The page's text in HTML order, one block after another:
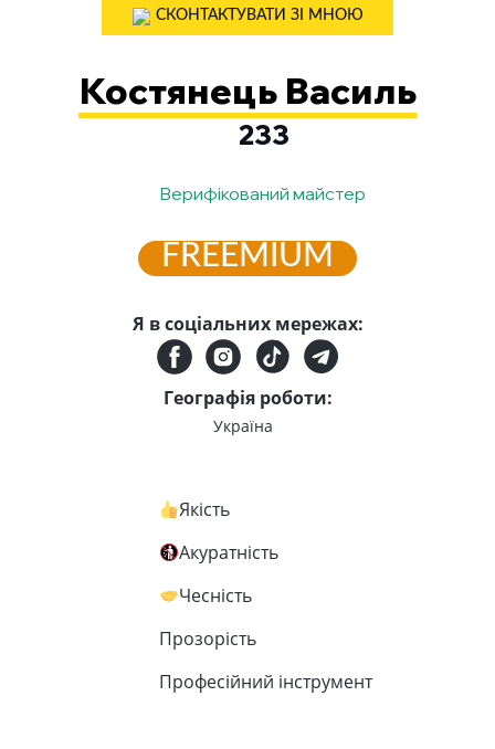
СКОНТАКТУВАТИ ЗІ МНОЮ
Костянець Василь
233
Верифікований майстер
FREEMIUM
Я в соціальних мережах:
Географія роботи:
Україна
Якість
Акуратність
Чесність
Прозорість
Професійний інструмент